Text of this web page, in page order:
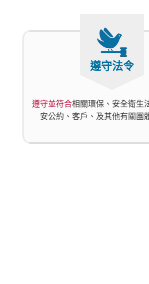
遵守法令
遵守並符合相關環保、安全衛生
安公約、客戶、及其他有關團